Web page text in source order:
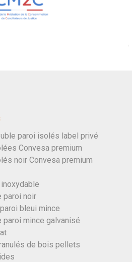
paroi isolés label privé
Convesa premium
noir Convesa premium
paroi noir
bleui mince
paroi mince galvanisé
de bois pellets